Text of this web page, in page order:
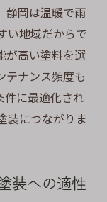
静岡は温暖で雨
い地域だからで
が高い塗料を選
テナンス頻度も
件に最適化され
装につながりま
装への適性